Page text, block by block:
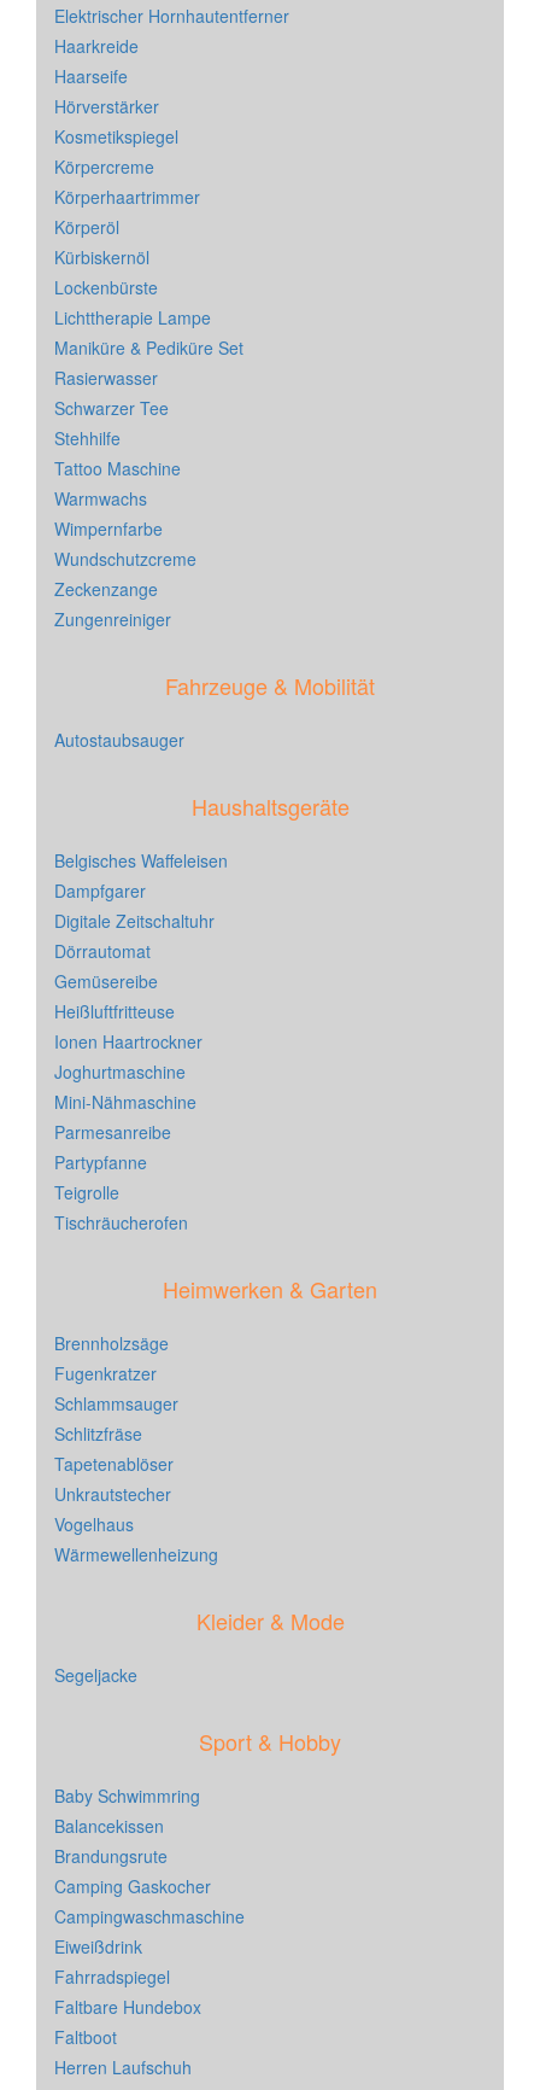
Elektrischer Hornhautentferner
Haarkreide
Haarseife
Hörverstärker
Kosmetikspiegel
Körpercreme
Körperhaartrimmer
Körperöl
Kürbiskernöl
Lockenbürste
Lichttherapie Lampe
Maniküre & Pediküre Set
Rasierwasser
Schwarzer Tee
Stehhilfe
Tattoo Maschine
Warmwachs
Wimpernfarbe
Wundschutzcreme
Zeckenzange
Zungenreiniger
Fahrzeuge & Mobilität
Autostaubsauger
Haushaltsgeräte
Belgisches Waffeleisen
Dampfgarer
Digitale Zeitschaltuhr
Dörrautomat
Gemüsereibe
Heißluftfritteuse
Ionen Haartrockner
Joghurtmaschine
Mini-Nähmaschine
Parmesanreibe
Partypfanne
Teigrolle
Tischräucherofen
Heimwerken & Garten
Brennholzsäge
Fugenkratzer
Schlammsauger
Schlitzfräse
Tapetenablöser
Unkrautstecher
Vogelhaus
Wärmewellenheizung
Kleider & Mode
Segeljacke
Sport & Hobby
Baby Schwimmring
Balancekissen
Brandungsrute
Camping Gaskocher
Campingwaschmaschine
Eiweißdrink
Fahrradspiegel
Faltbare Hundebox
Faltboot
Herren Laufschuh